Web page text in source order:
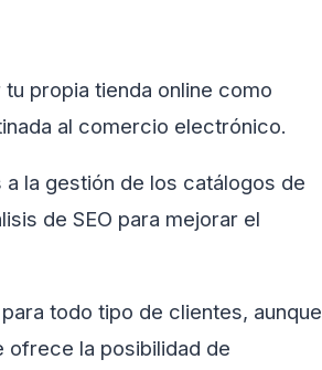
propia tienda online como
al comercio electrónico.
la gestión de los catálogos de
de SEO para mejorar el
todo tipo de clientes, aunque
ofrece la posibilidad de